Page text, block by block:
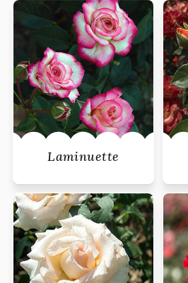
Laminuette